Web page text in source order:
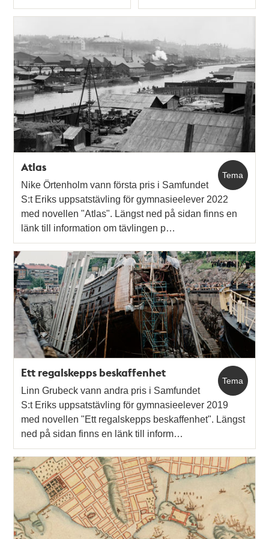
Typ Typ
Tema
Atlas
Nike Örtenholm vann första pris i Samfundet
S:t Eriks uppsatstävling för gymnasieelever 2022
med novellen "Atlas". Längst ned på sidan finns en
länk till information om tävlingen p…
Tema
Ett regalskepps beskaffenhet
Linn Grubeck vann andra pris i Samfundet
S:t Eriks uppsatstävling för gymnasieelever 2019
med novellen "Ett regalskepps beskaffenhet". Längst
ned på sidan finns en länk till inform…